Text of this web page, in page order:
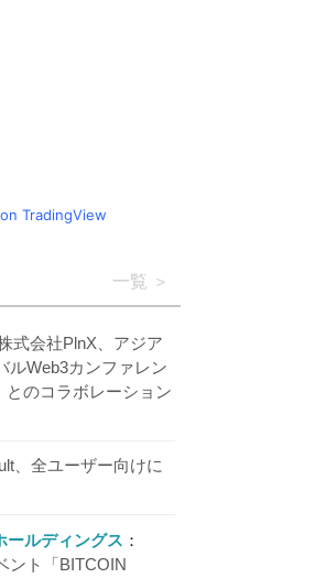
TradingView
一覧
式会社PlnX、アジア
ルWeb3カンファレン
とのコラボレーション
、全ユーザー向けに
ールディングス
ント「BITCOIN